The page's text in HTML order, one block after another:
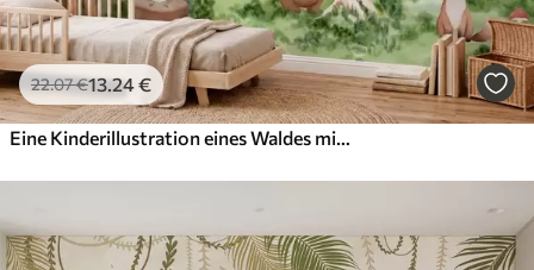
22.07€13.24€
Eine Kinderillustration eines Waldes mit einem Bären, einem Fuchs und einem Igel